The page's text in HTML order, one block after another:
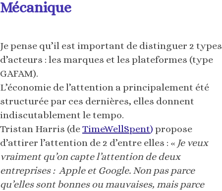
GAFAM).
structurée par ces dernières, elles donnent
indiscutablement le tempo.
Tristan Harris (de
TimeWellSpent
propose
d’attirer l’attention de 2 d’entre elles : «
Je veux
vraiment qu’on capte l’attention de deux
entreprises : Apple et Google. Non pas parce
qu’elles sont bonnes ou mauvaises, mais parce
que ce sont celles qui ne vivent pas du temps que
tu passes sur Facebook ou sur n’importe quelle
application, ce n’est pas leur métier.
Ce sont les « gatekeepers », les principaux acteurs